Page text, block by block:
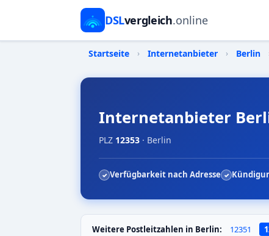
DSLvergleich.online
Startseite › Internetanbieter › Berlin
Internetanbieter
PLZ 12353 · Berlin
Verfügbarkeit nach Adresse
Weitere Postleitzahlen in Berlin: 12351